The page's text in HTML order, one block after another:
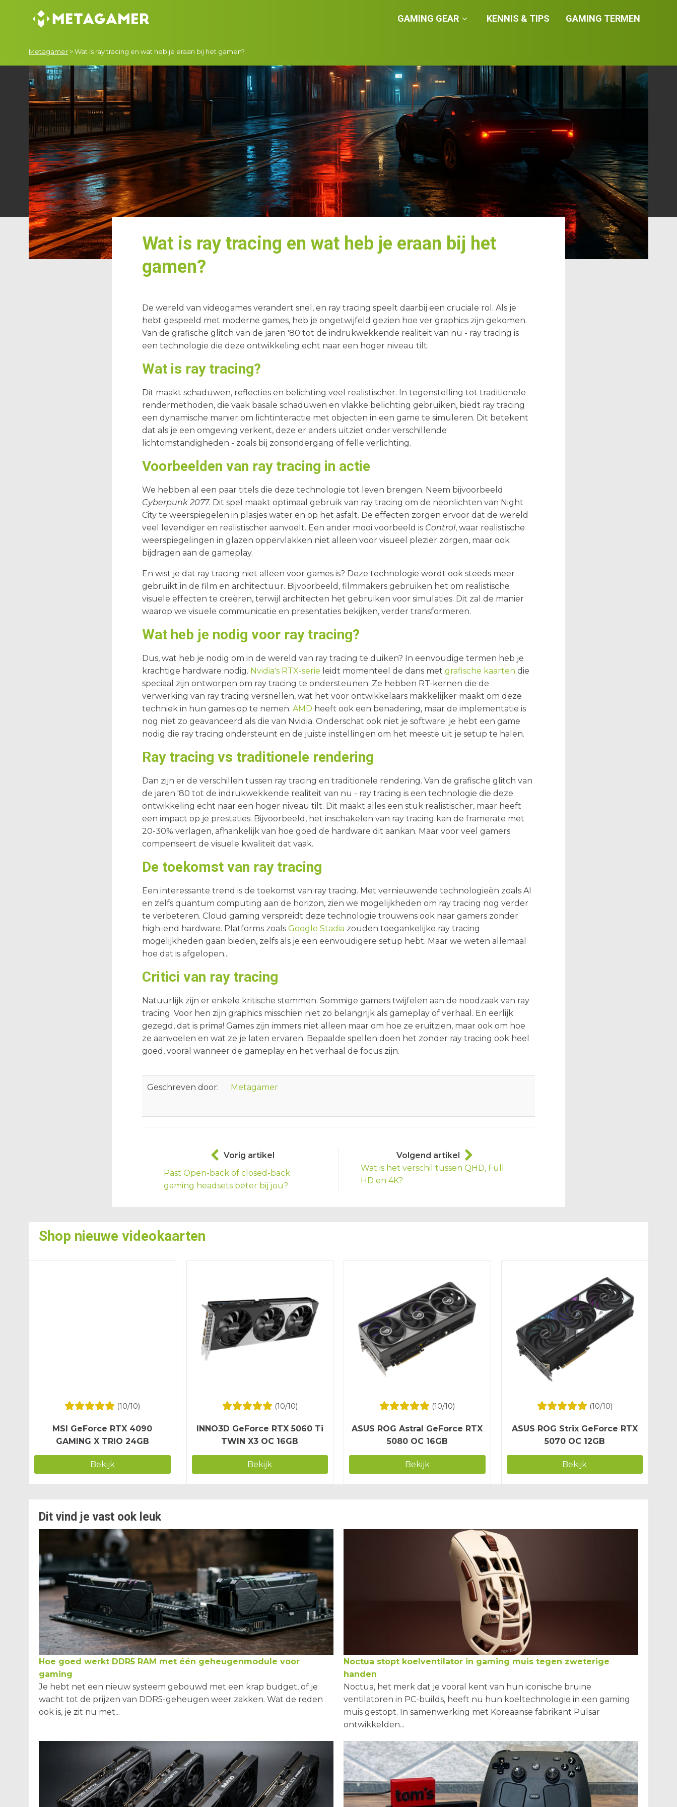
GAMING GEAR KENNIS & TIPS GAMING TERMEN
Metagamer >Wat is ray tracing en wat heb je eraan bij het gamen?
Wat is ray tracing en wat heb je eraan bij het
gamen?
De wereld van videogames verandert snel, en ray tracing speelt daarbij een cruciale rol. Als je
hebt gespeeld met moderne games, heb je ongetwijfeld gezien hoe ver graphics zijn gekomen.
Van de grafische glitch van de jaren '80 tot de indrukwekkende realiteit van nu - ray tracing is
een technologie die deze ontwikkeling echt naar een hoger niveau tilt.
Wat is ray tracing?
Dit maakt schaduwen, reflecties en belichting veel realistischer. In tegenstelling tot traditionele
rendermethoden, die vaak basale schaduwen en vlakke belichting gebruiken, biedt ray tracing
een dynamische manier om lichtinteractie met objecten in een game te simuleren. Dit betekent
dat als je een omgeving verkent, deze er anders uitziet onder verschillende
lichtomstandigheden - zoals bij zonsondergang of felle verlichting.
Voorbeelden van ray tracing in actie
We hebben al een paar titels die deze technologie tot leven brengen. Neem bijvoorbeeld
Cyberpunk 2077. Dit spel maakt optimaal gebruik van ray tracing om de neonlichten van Night
City te weerspiegelen in plasjes water en op het asfalt. De effecten zorgen ervoor dat de wereld
veel levendiger en realistischer aanvoelt. Een ander mooi voorbeeld is Control, waar realistische
weerspiegelingen in glazen oppervlakken niet alleen voor visueel plezier zorgen, maar ook
bijdragen aan de gameplay.
En wist je dat ray tracing niet alleen voor games is? Deze technologie wordt ook steeds meer
gebruikt in de film en architectuur. Bijvoorbeeld, filmmakers gebruiken het om realistische
visuele effecten te creëren, terwijl architecten het gebruiken voor simulaties. Dit zal de manier
waarop we visuele communicatie en presentaties bekijken, verder transformeren.
Wat heb je nodig voor ray tracing?
Dus, wat heb je nodig om in de wereld van ray tracing te duiken? In eenvoudige termen heb je
krachtige hardware nodig. Nvidia's RTX-serie leidt momenteel de dans met grafische kaarten die
speciaal zijn ontworpen om ray tracing te ondersteunen. Ze hebben RT-kernen die de
verwerking van ray tracing versnellen, wat het voor ontwikkelaars makkelijker maakt om deze
techniek in hun games op te nemen. AMD heeft ook een benadering, maar de implementatie is
nog niet zo geavanceerd als die van Nvidia. Onderschat ook niet je software; je hebt een game
nodig die ray tracing ondersteunt en de juiste instellingen om het meeste uit je setup te halen.
Ray tracing vs traditionele rendering
Dan zijn er de verschillen tussen ray tracing en traditionele rendering. Van de grafische glitch van
de jaren '80 tot de indrukwekkende realiteit van nu - ray tracing is een technologie die deze
ontwikkeling echt naar een hoger niveau tilt. Dit maakt alles een stuk realistischer, maar heeft
een impact op je prestaties. Bijvoorbeeld, het inschakelen van ray tracing kan de framerate met
20-30% verlagen, afhankelijk van hoe goed de hardware dit aankan. Maar voor veel gamers
compenseert de visuele kwaliteit dat vaak.
De toekomst van ray tracing
Een interessante trend is de toekomst van ray tracing. Met vernieuwende technologieën zoals AI
en zelfs quantum computing aan de horizon, zien we mogelijkheden om ray tracing nog verder
te verbeteren. Cloud gaming verspreidt deze technologie trouwens ook naar gamers zonder
high-end hardware. Platforms zoals Google Stadia zouden toegankelijke ray tracing
mogelijkheden gaan bieden, zelfs als je een eenvoudigere setup hebt. Maar we weten allemaal
hoe dat is afgelopen...
Critici van ray tracing
Natuurlijk zijn er enkele kritische stemmen. Sommige gamers twijfelen aan de noodzaak van ray
tracing. Voor hen zijn graphics misschien niet zo belangrijk als gameplay of verhaal. En eerlijk
gezegd, dat is prima! Games zijn immers niet alleen maar om hoe ze eruitzien, maar ook om hoe
ze aanvoelen en wat ze je laten ervaren. Bepaalde spellen doen het zonder ray tracing ook heel
goed, vooral wanneer de gameplay en het verhaal de focus zijn.
Geschreven door: Metagamer
Vorig artikel
Past Open-back of closed-back
gaming headsets beter bij jou?
Volgend artikel
Wat is het verschil tussen QHD, Full
HD en 4K?
Shop nieuwe videokaarten
(10/10)
MSI GeForce RTX 4090
GAMING X TRIO 24GB
Bekijk
(10/10)
INNO3D GeForce RTX 5060 Ti
TWIN X3 OC 16GB
Bekijk
(10/10)
ASUS ROG Astral GeForce RTX
5080 OC 16GB
Bekijk
(10/10)
ASUS ROG Strix GeForce RTX
5070 OC 12GB
Bekijk
Dit vind je vast ook leuk
Hoe goed werkt DDR5 RAM met één geheugenmodule voor
gaming
Je hebt net een nieuw systeem gebouwd met een krap budget, of je
wacht tot de prijzen van DDR5-geheugen weer zakken. Wat de reden
ook is, je zit nu met...
Noctua stopt koelventilator in gaming muis tegen zweterige
handen
Noctua, het merk dat je vooral kent van hun iconische bruine
ventilatoren in PC-builds, heeft nu hun koeltechnologie in een gaming
muis gestopt. In samenwerking met Koreaanse fabrikant Pulsar
ontwikkelden...